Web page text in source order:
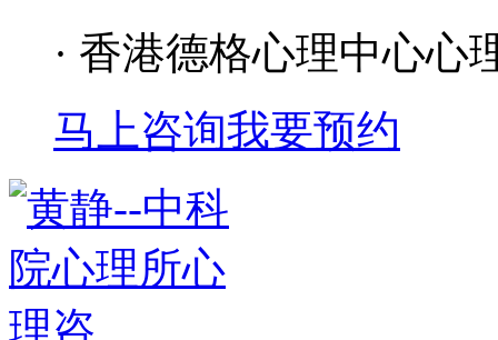
· 香港德格心理中心心
马上咨询我要预约